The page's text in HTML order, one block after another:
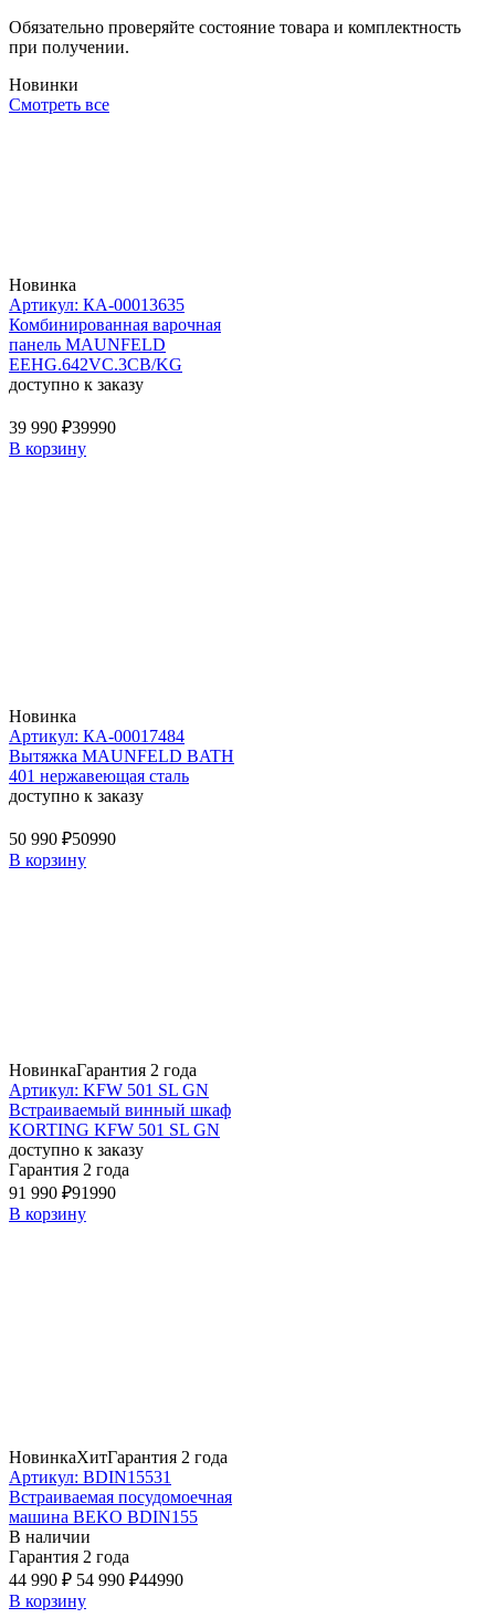
Обязательно проверяйте состояние товара и комплектность
при получении.
Новинки
Смотреть все
Новинка
Артикул: КА-00013635
Комбинированная варочная
панель MAUNFELD
EEHG.642VC.3CB/KG
доступно к заказу
39 990 ₽39990
В корзину
Новинка
Артикул: КА-00017484
Вытяжка MAUNFELD BATH
401 нержавеющая сталь
доступно к заказу
50 990 ₽50990
В корзину
НовинкаГарантия 2 года
Артикул: KFW 501 SL GN
Встраиваемый винный шкаф
KORTING KFW 501 SL GN
доступно к заказу
Гарантия 2 года
91 990 ₽91990
В корзину
НовинкаХитГарантия 2 года
Артикул: BDIN15531
Встраиваемая посудомоечная
машина BEKO BDIN155
В наличии
Гарантия 2 года
44 990 ₽ 54 990 ₽44990
В корзину